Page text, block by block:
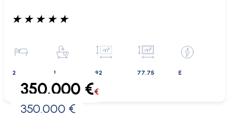
★ ★ ★ ★ ★
2 1 92 77.75 E
0 €
350.000 €€
350.000 €